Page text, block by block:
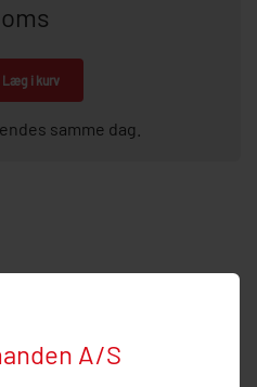
A/S
Læg i kurv
samme dag.